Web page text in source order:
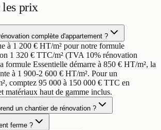
les prix
complète d'appartement ?
à 1 200 € HT/m² pour notre formule
1 320 € TTC/m² (TVA 10% rénovation
formule Essentielle démarre à 850 € HT/m², la
à 1 900-2 600 € HT/m². Pour un
comptez 95 000 à 150 000 € TTC en
matériaux haut de gamme inclus.
un chantier de rénovation ?
ferme ?